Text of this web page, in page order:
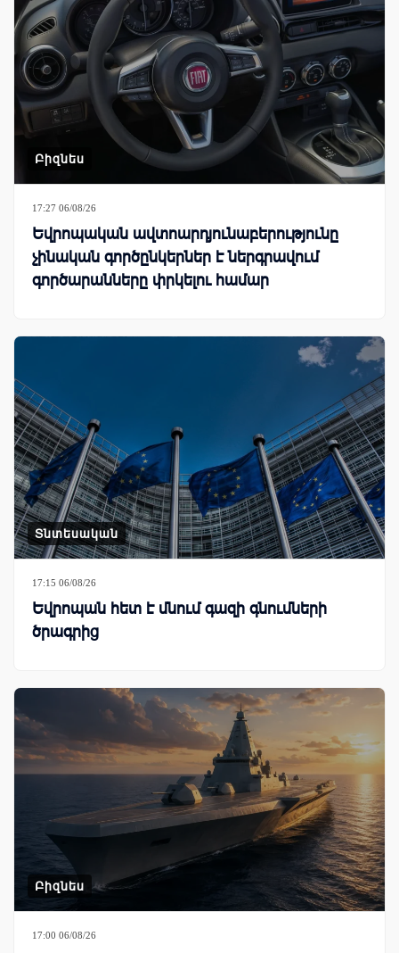
Բիզնես
17:27 06/08/26
Եվրոպական ավտոարդյունաբերությունը
չինական գործընկերներ է ներգրավում
գործարանները փրկելու համար
Տնտեսական
17:15 06/08/26
Եվրոպան հետ է մնում գազի գնումների
ծրագրից
Բիզնես
17:00 06/08/26